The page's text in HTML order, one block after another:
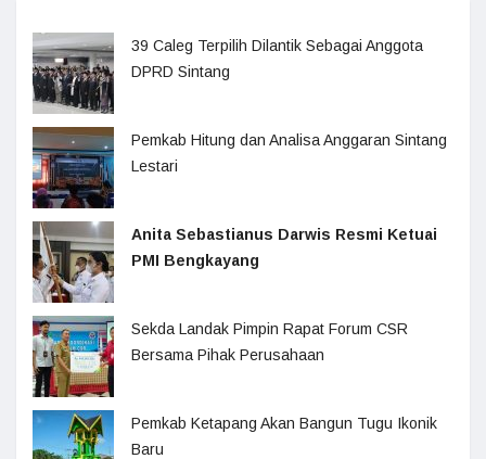
39 Caleg Terpilih Dilantik Sebagai Anggota
DPRD Sintang
Pemkab Hitung dan Analisa Anggaran Sintang
Lestari
Anita Sebastianus Darwis Resmi Ketuai
PMI Bengkayang
Sekda Landak Pimpin Rapat Forum CSR
Bersama Pihak Perusahaan
Pemkab Ketapang Akan Bangun Tugu Ikonik
Baru